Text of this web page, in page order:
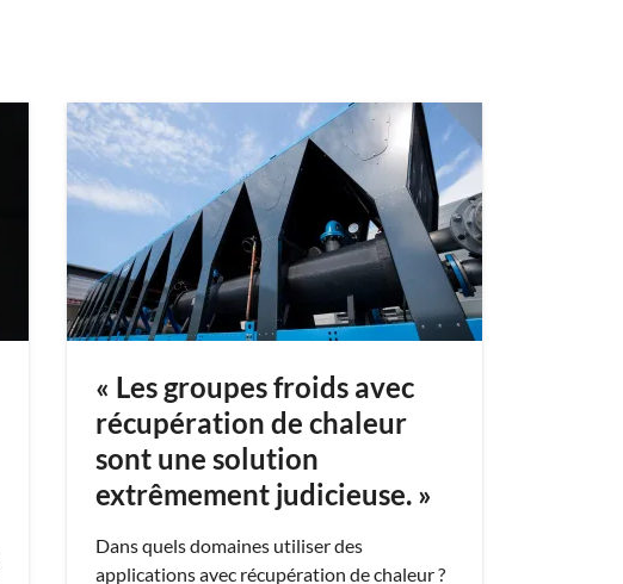
« Les groupes froids avec
récupération de chaleur
sont une solution
extrêmement judicieuse. »
Dans quels domaines utiliser des
applications avec récupération de chaleur ?